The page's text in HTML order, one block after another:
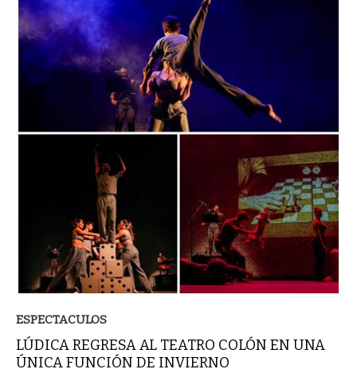
ESPECTACULOS
LÚDICA REGRESA AL TEATRO COLÓN EN UNA
ÚNICA FUNCIÓN DE INVIERNO